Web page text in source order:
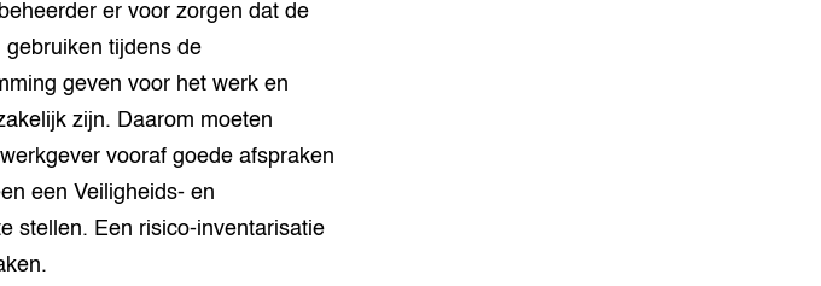
er voor zorgen dat de
tijdens de
geven voor het werk en
zijn. Daarom moeten
vooraf goede afspraken
een Veiligheids- en
stellen. Een risico-inventarisatie